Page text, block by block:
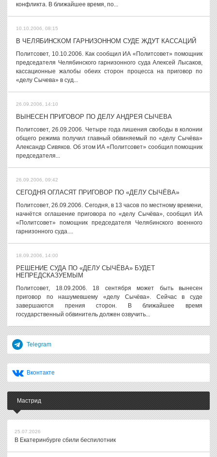
конфликта. В ближайшее время, по...
10.10.2006, 08:15
В ЧЕЛЯБИНСКОМ ГАРНИЗОННОМ СУДЕ ЖДУТ КАССАЦИЙ
Политсовет, 10.10.2006. Как сообщил ИА «Политсовет» помощник
председателя Челябинского гарнизонного суда Алексей Лысаков,
кассационные жалобы обеих сторон процесса на приговор по
«делу Сычева» в суд...
26.09.2006, 14:10
ВЫНЕСЕН ПРИГОВОР ПО ДЕЛУ АНДРЕЯ СЫЧЕВА
Политсовет, 26.09.2006. Четыре года лишения свободы в колонии
общего режима получил главный обвиняемый по «делу Сычёва»
Александр Сивяков. Об этом ИА «Политсовет» сообщил помощник
председателя...
26.09.2006, 09:42
СЕГОДНЯ ОГЛАСЯТ ПРИГОВОР ПО «ДЕЛУ СЫЧЁВА»
Политсовет, 26.09.2006. Сегодня, в 13 часов по местному времени,
начнётся оглашение приговора по «делу Сычёва», сообщил ИА
«Политсовет» помощник председателя Челябинского военного
гарнизонного суда....
18.09.2006, 14:00
РЕШЕНИЕ СУДА ПО «ДЕЛУ СЫЧЁВА» БУДЕТ
НЕПРЕДСКАЗУЕМЫМ
Политсовет, 18.09.2006. 18 сентября может быть вынесен
приговор по нашумевшему «делу Сычёва». Сейчас в суде
завершаются прения сторон. В ближайшее время
государственный обвинитель должен озвучить...
Telegram
Вконтакте
Мастрид
25.07.2026
В Екатеринбурге сбили беспилотник